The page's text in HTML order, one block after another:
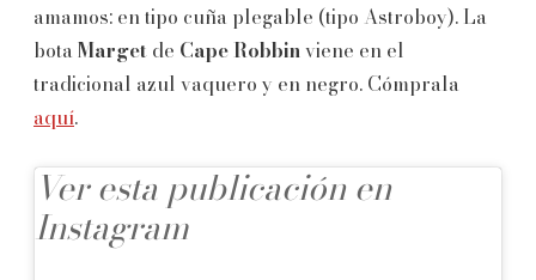
amamos: en tipo cuña plegable (tipo Astroboy). La
bota Marget de Cape Robbinviene en el
tradicional azul vaquero y en negro. Cómprala
aquí.
Ver esta publicación en
Instagram